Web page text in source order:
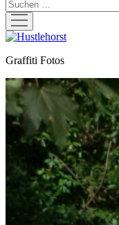
Suchen
Menü
öffnen
Hustlehorst
Graffiti Fotos